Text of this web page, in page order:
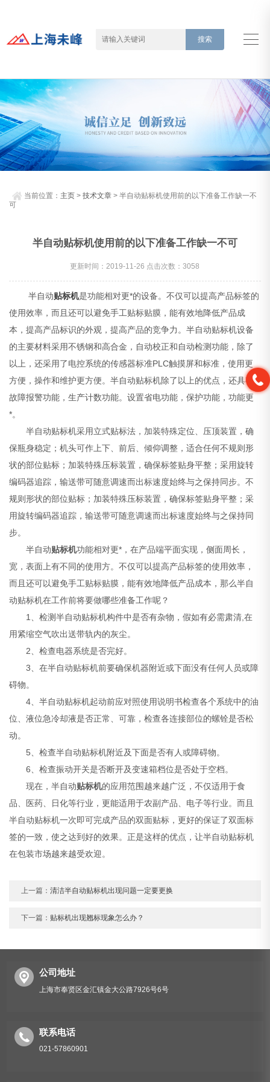
当前位置： 主页 >技术文章 > 半自动贴标机使用前的以下准备工作缺一不
可
半自动贴标机使用前的以下准备工作缺一不可
更新时间：2019-11-26 点击次数：3058
半自动贴标机是功能相对更*的设备。不仅可以提高产品标签的
使用效率，而且还可以避免手工贴标贴膜，能有效地降低产品成
本，提高产品标识的外观，提高产品的竞争力。半自动贴标机设备
的主要材料采用不锈钢和高合金，自动校正和自动检测功能，除了
以上，还采用了电控系统的传感器标准PLC触摸屏和标准，使用更
方便，操作和维护更方便。半自动贴标机除了以上的优点，还具有
故障报警功能，生产计数功能。设置省电功能，保护功能，功能更
*。
半自动贴标机采用立式贴标法，加装特殊定位、压顶装置，确
保瓶身稳定；机头可作上下、前后、倾仰调整，适合任何不规则形
状的部位贴标；加装特殊压标装置，确保标签贴身平整；采用旋转
编码器追踪，输送带可随意调速而出标速度始终与之保持同步。不
规则形状的部位贴标；加装特殊压标装置，确保标签贴身平整；采
用旋转编码器追踪，输送带可随意调速而出标速度始终与之保持同
步。
半自动贴标机功能相对更*，在产品端平面实现，侧面周长，
宽，表面上有不同的使用方。不仅可以提高产品标签的使用效率，
而且还可以避免手工贴标贴膜，能有效地降低产品成本，那么半自
动贴标机在工作前将要做哪些准备工作呢？
1、检测半自动贴标机构件中是否有杂物，假如有必需肃清,在
用紧缩空气吹出送带轨内的灰尘。
2、检查电器系统是否完好。
3、在半自动贴标机前要确保机器附近或下面没有任何人员或障
碍物。
4、半自动贴标机起动前应对照使用说明书检查各个系统中的油
位、液位急冷却液是否正常、可靠，检查各连接部位的螺铨是否松
动。
5、检查半自动贴标机附近及下面是否有人或障碍物。
6、检查振动开关是否断开及变速箱档位是否处于空档。
现在，半自动贴标机的应用范围越来越广泛，不仅适用于食
品、医药、日化等行业，更能适用于农副产品、电子等行业。而且
半自动贴标机一次即可完成产品的双面贴标，更好的保证了双面标
签的一致，使之达到好的效果。正是这样的优点，让半自动贴标机
在包装市场越来越受欢迎。
上一篇：清洁半自动贴标机出现问题一定要更换
下一篇： 贴标机出现翘标现象怎么办？
公司地址
上海市奉贤区金汇镇金大公路7926号6号
联系电话
021-57860901